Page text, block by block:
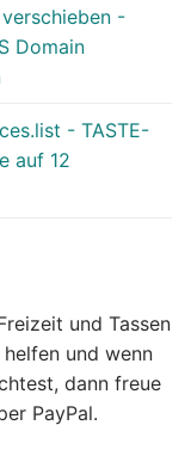
-
Domain
- TASTE-
auf 12
und Tassen
und wenn
dann freue
PayPal.